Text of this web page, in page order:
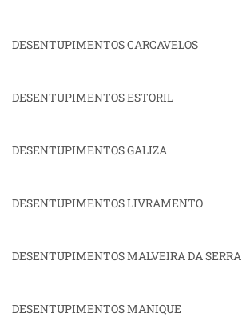
DESENTUPIMENTOS CARCAVELOS
DESENTUPIMENTOS ESTORIL
DESENTUPIMENTOS GALIZA
DESENTUPIMENTOS LIVRAMENTO
DESENTUPIMENTOS MALVEIRA DA SERRA
DESENTUPIMENTOS MANIQUE